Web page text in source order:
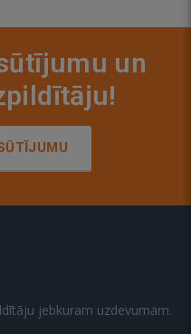
un
jebkuram uzdevumam.